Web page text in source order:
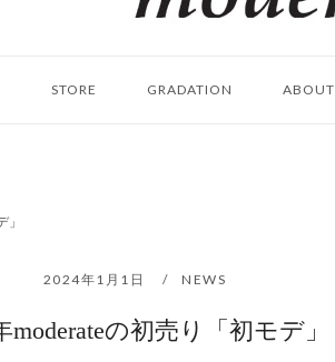
STORE GRADATION ABOUT
2024年1月1日 NEWS
moderateの初売り「初モデ」